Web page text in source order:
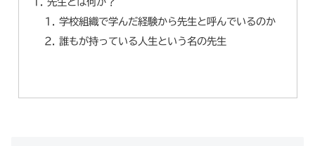
学校組織で学んだ経験から先生と呼んでいるのか
誰もが持っている人生という名の先生